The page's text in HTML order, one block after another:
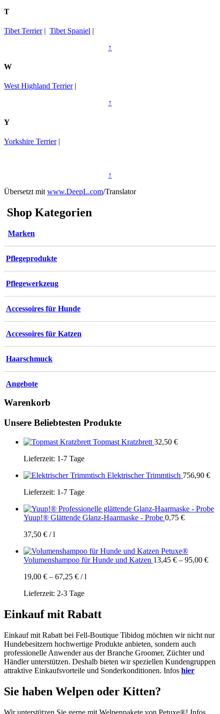
T
Tibet Terrier| Tibet Spaniel |
↑
W
West Highland Terrier|
↑
Y
Yorkshire Terrier|
↑
Übersetzt mit www.DeepL.com/Translator
Shop Kategorien
Marken
Pflegeprodukte
Pflegewerkzeug
Accessoires für Hunde
Accessoires für Katzen
Haarschmuck
Angebote
Warenkorb
Unsere Beliebtesten Produkte
Topmast Kratzbrett 32,50 €
Lieferzeit: 1-7 Tage
Elektrischer Trimmtisch 756,90 €
Lieferzeit: 1-7 Tage
Yuup!® Glättende Glanz-Haarmaske - Probe 0,75 €
37,50 € /l
Petuxe®
Volumenshampoo für Hunde und Katzen 13,45 € – 95,00 €
19,00 € – 67,25 € /l
Lieferzeit: 2-3 Tage
Einkauf mit Rabatt
Einkauf mit Rabatt bei Fell-Boutique Tibidog möchten wir nicht nur
Hundebesitzern hochwertige Produkte anbieten, sondern auch
professionelle Anwender aus der Branche Groomer, Züchter und
Händler unterstützen. Deshalb bieten wir speziellen Kundengruppen
attraktive Einkaufsvorteile und Sonderkonditionen. Infos hier
Sie haben Welpen oder Kitten?
Wir unterstützen Sie gerne mit Welpenpakete von Petuxe®! Infos